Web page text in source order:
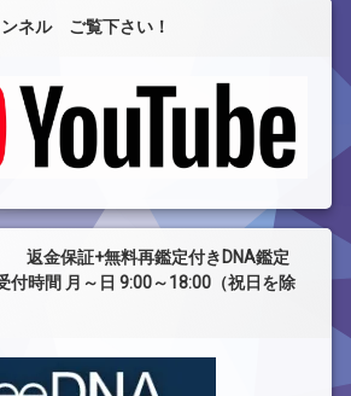
ネル ご覧下さい！
返金保証+無料再鑑定付きDNA鑑定
付時間 月～日 9:00～18:00（祝日を除